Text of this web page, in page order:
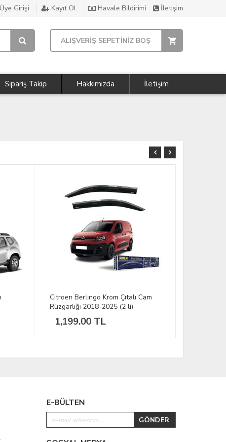
Üye Girişi Kayıt Ol Havale Bildirimi İletişim
ALIŞVERİŞ SEPETİNİZ BOŞ
Sipariş Takip Hakkımızda İletişim
Citroen Berlingo Krom Çıtalı Cam
Rüzgarlığı 2018-2025 (2 li)
1,199.00 TL
E-BÜLTEN